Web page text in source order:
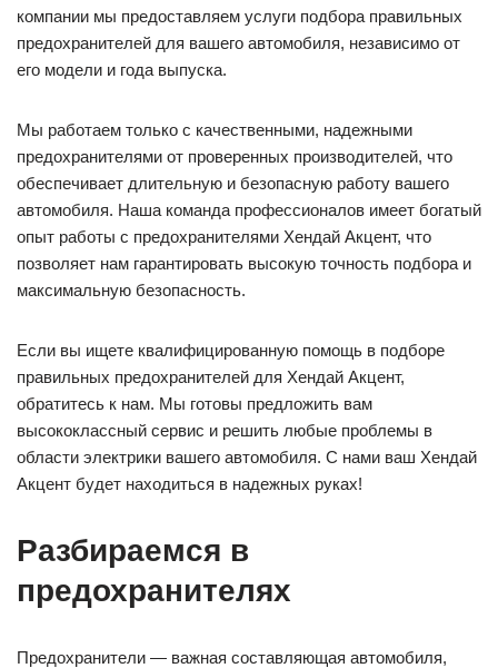
компании мы предоставляем услуги подбора правильных
предохранителей для вашего автомобиля, независимо от
его модели и года выпуска.
Мы работаем только с качественными, надежными
предохранителями от проверенных производителей, что
обеспечивает длительную и безопасную работу вашего
автомобиля. Наша команда профессионалов имеет богатый
опыт работы с предохранителями Хендай Акцент, что
позволяет нам гарантировать высокую точность подбора и
максимальную безопасность.
Если вы ищете квалифицированную помощь в подборе
правильных предохранителей для Хендай Акцент,
обратитесь к нам. Мы готовы предложить вам
высококлассный сервис и решить любые проблемы в
области электрики вашего автомобиля. С нами ваш Хендай
Акцент будет находиться в надежных руках!
Разбираемся в
предохранителях
Предохранители — важная составляющая автомобиля,